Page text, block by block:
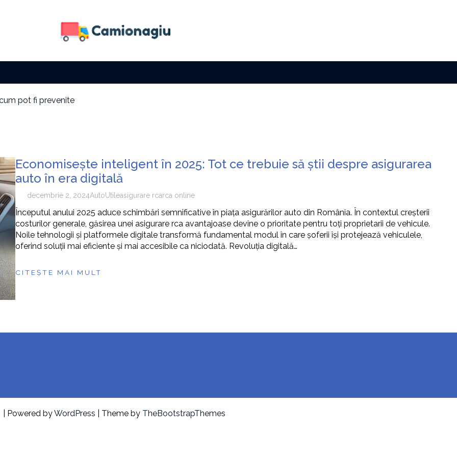
pot fi prevenite
fără să îți fie foame
factura la electricitate
pot fi prevenite
Economisește inteligent în 2025: Tot ce trebuie să știi despre asigurarea
auto în era digitală
decembrie 2, 2024AutoUtileasigurare rcarca online
Începutul anului 2025 aduce schimbări semnificative în piața asigurărilor auto din România. În contextul creșterii
costurilor generale, găsirea unei asigurare rca avantajoase devine o prioritate pentru toți proprietarii de vehicule.
Noile tehnologii și platformele digitale transformă fundamental modul în care șoferii își protejează vehiculele,
oferind soluții mai eficiente și mai accesibile ca niciodată. Revoluția digitală…
CITEȘTE MAI MULT
| Powered byWordPress | Theme by TheBootstrapThemes